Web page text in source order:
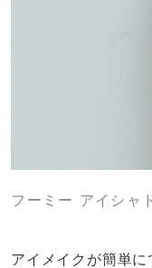
フーミー アイシャ
アイメイクが簡単